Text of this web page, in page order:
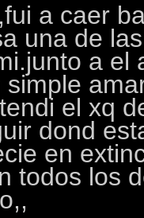
a caer
una de
a el
el xq
dond
en
todos los